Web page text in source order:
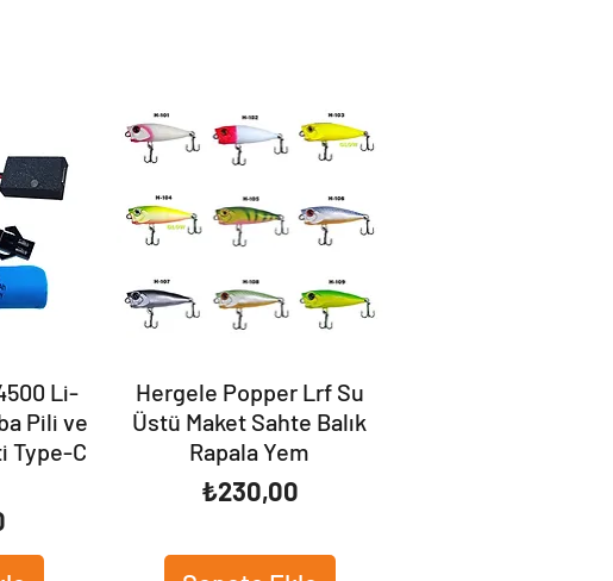
Li-
Pili ve
Type-C
Hergele Popper Lrf Su
Üstü Maket Sahte Balık
Rapala Yem
Fiyat
₺230,00